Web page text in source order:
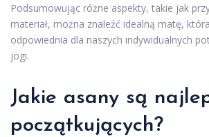
Podsumowując różne aspekty, takie jak
materiał, można znaleźć idealną matę,
odpowiednia dla naszych indywidualnych
jogi.
Jakie asany są
początkujących?